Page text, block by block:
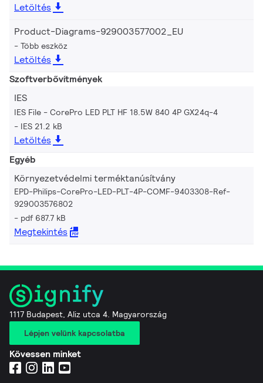
Letöltés
Product-Diagrams-929003577002_EU
Több eszköz
Letöltés
Szoftverbővítmények
IES
IES File - CorePro LED PLT HF 18.5W 840 4P GX24q-4
IES 21.2 kB
Letöltés
Egyéb
Környezetvédelmi terméktanúsítvány
EPD-Philips-CorePro-LED-PLT-4P-COMF-9403308-Ref-
929003576802
pdf 687.7 kB
Megtekintés
1117 Budapest, Aliz utca 4. Magyarország
Lépjen velünk kapcsolatba
Kövessen minket